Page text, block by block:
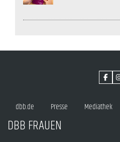
dbb.de Presse Mediathek
DBB FRAUEN